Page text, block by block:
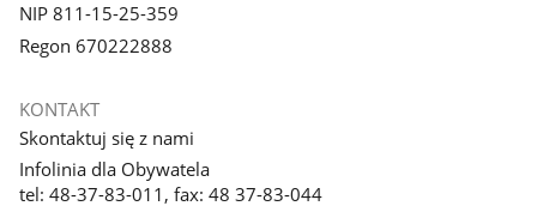
NIP 811-15-25-359
Regon 670222888
KONTAKT
Skontaktuj się z nami
Infolinia dla Obywatela
tel: 48-37-83-011, fax: 48 37-83-044